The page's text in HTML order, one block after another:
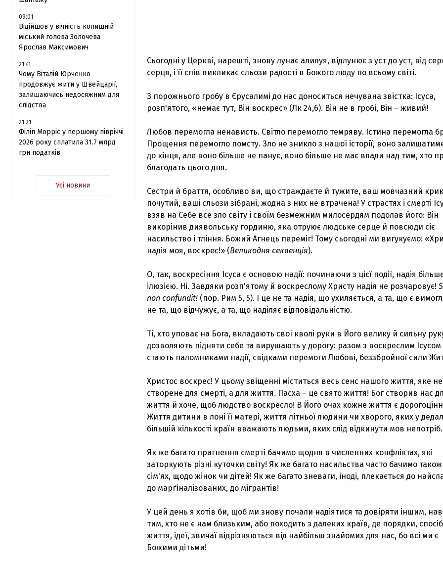
09:01
Відійшов у вічність колишній
міський голова Золочева
Ярослав Максимович
21:41
Чому Віталій Юрченко
продовжує жити у Швейцарії,
залишаючись недосяжним для
слідства
21:21
Філіп Морріс у першому півріччі
2026 року сплатила 31.7 млрд
грн податків
Усі новини
Сьогодні у Церкві, нарешті, знову лунає алилуя, відлунює з уст до уст, від
серця, і її спів викликає сльози радості в Божого люду по всьому світі.
З порожнього гробу в Єрусалимі до нас доноситься нечувана звістка: Ісуса,
розп'ятого, «немає тут, Він воскрес» (Лк 24,6). Він не в гробі, Він – живий!
Любов перемогла ненависть. Світло перемогло темряву. Істина перемогла
Прощення перемогло помсту. Зло не зникло з нашої історії, воно
до кінця, але воно більше не панує, воно більше не має влади над тим, хто
благодать цього дня.
Сестри й браття, особливо ви, що страждаєте й тужите, ваш мовчазний крик
почутий, ваші сльози зібрані, жодна з них не втрачена! У страстях і смерті
взяв на Себе все зло світу і своїм безмежним милосердям подолав його: Він
викорінив диявольську гординю, яка отруює людське серце й повсюди сіє
насильство і тління. Божий Агнець переміг! Тому сьогодні ми вигукуємо:
надія моя, воскрес!» (Великодня секвенція).
О, так, воскресіння Ісуса є основою надії: починаючи з цієї події, надія
ілюзією. Ні. Завдяки розп'ятому й воскреслому Христу надія не розчаровує!
non confundit! (пор. Рим 5, 5). І це не та надія, що ухиляється, а та, що є
не та, що відчужує, а та, що наділяє відповідальністю.
Ті, хто уповає на Бога, вкладають свої кволі руки в Його велику й сильну
дозволяють підняти себе та вирушають у дорогу: разом з воскреслим
стають паломниками надії, свідками перемоги Любові, беззбройної сили
Христос воскрес! У цьому звіщенні міститься весь сенс нашого життя, яке не
створене для смерті, а для життя. Пасха – це свято життя! Бог створив нас
життя й хоче, щоб людство воскресло! В Його очах кожне життя є
Життя дитини в лоні її матері, життя літньої людини чи хворого, яких у
більшій кількості країн вважають людьми, яких слід відкинути мов непотріб.
Як же багато прагнення смерті бачимо щодня в численних конфліктах, які
заторкують різні куточки світу! Як же багато насильства часто бачимо
сім'ях, щодо жінок чи дітей! Як же багато зневаги, іноді, плекається до
до марґіналізованих, до мігрантів!
У цей день я хотів би, щоб ми знову почали надіятися та довіряти іншим,
тим, хто не є нам близьким, або походить з далеких країв, де порядки, спосіб
життя, ідеї, звичаї відрізняються від найбільш знайомих для нас, бо всі ми є
Божими дітьми!